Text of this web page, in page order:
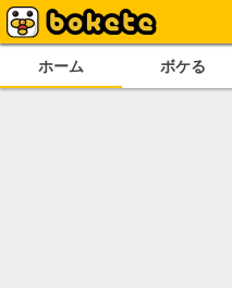
ホーム ボケる